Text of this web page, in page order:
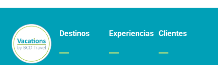
Destinos Experiencias Clientes